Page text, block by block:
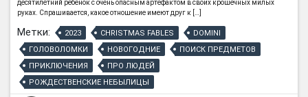
десятилетний ребенок с очень опасным артефактом в своих крошечных милых
руках. Спрашивается, какое отношение имеют друг к […]
Метки: 2023 CHRISTMAS FABLES
DOMINI
ГОЛОВОЛОМКИ
НОВОГОДНИЕ
ПОИСК ПРЕДМЕТОВ
ПРИКЛЮЧЕНИЯ
ПРО ЛЮДЕЙ
РОЖДЕСТВЕНСКИЕ НЕБЫЛИЦЫ